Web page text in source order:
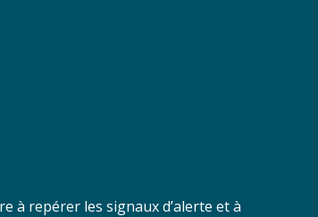
à repérer les signaux d’alerte et à